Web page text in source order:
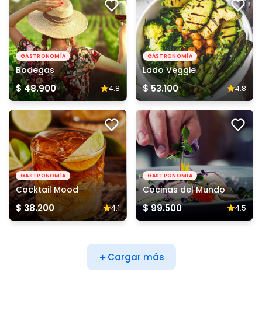
GASTRONOMÍA
Bodegas
$ 48.900 4.8
GASTRONOMÍA
Lado Veggie
$ 53.100 4.8
GASTRONOMÍA
Cocktail Mood
$ 38.200 4.1
GASTRONOMÍA
Cocinas del Mundo
$ 99.500 4.5
Cargar más